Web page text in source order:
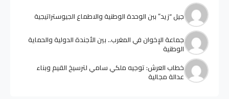
جيل “زيد” ببن الوحدة الوطنية والاطماع الجيوستراتيجية
جماعة الإخوان في المغرب.. بين الأجندة الدولية والحماية
الوطنية
خطاب العرش: توجيه ملكي سامي لترسيخ القيم وبناء
عدالة مجالية